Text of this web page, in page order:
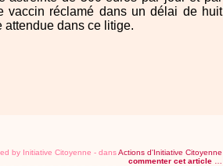
vaccin réclamé dans un délai de huit
attendue dans ce litige.
by Initiative Citoyenne - dansActions d'Initiative Citoyenne
commenter cet article